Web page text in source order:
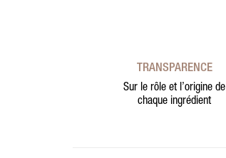
TRANSPARENCE
Sur le rôle et l’origine de
chaque ingrédient